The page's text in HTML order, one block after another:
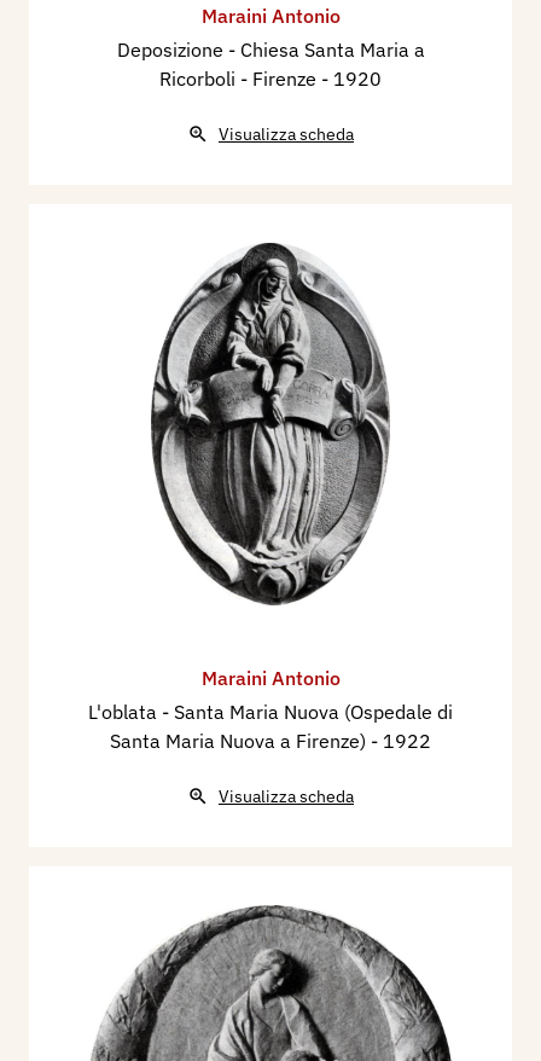
Maraini Antonio
Deposizione - Chiesa Santa Maria a
Ricorboli - Firenze - 1920
Visualizza scheda
Maraini Antonio
L'oblata - Santa Maria Nuova (Ospedale di
Santa Maria Nuova a Firenze) - 1922
Visualizza scheda